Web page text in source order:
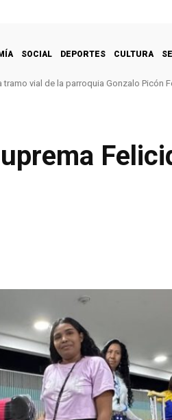
SOCIAL DEPORTES CULTURA
vial de la parroquia Gonzalo Picón